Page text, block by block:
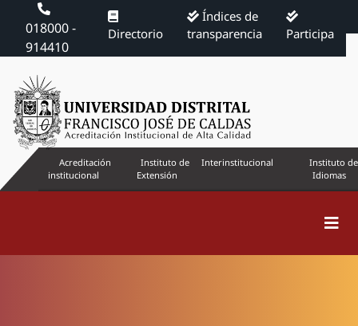
018000 -
914410
Directorio
Índices de
transparencia
Participa
Acreditación
institucional
Instituto de
Extensión
Interinstitucional
Instituto de
Idiomas